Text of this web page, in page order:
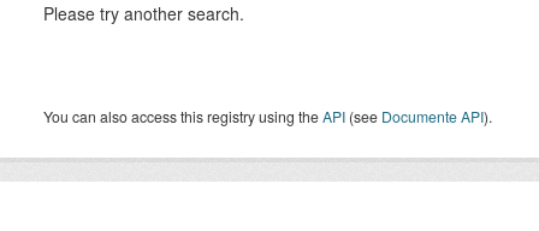
Please try another search.
You can also access this registry using theAPI (see Documente API).